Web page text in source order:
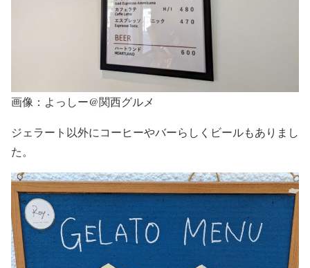
画像：よっしー@関西グルメ
ジェラート以外にコーヒーやバーらしくビールもありまし
た。